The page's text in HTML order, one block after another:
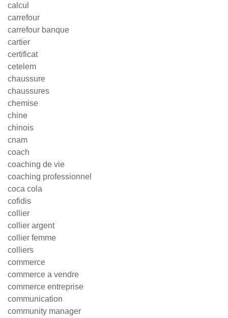
calcul
carrefour
carrefour banque
cartier
certificat
cetelem
chaussure
chaussures
chemise
chine
chinois
cnam
coach
coaching de vie
coaching professionnel
coca cola
cofidis
collier
collier argent
collier femme
colliers
commerce
commerce a vendre
commerce entreprise
communication
community manager